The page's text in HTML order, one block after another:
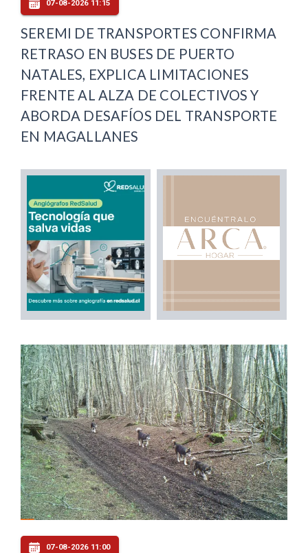
07-08-2026 11:15
SEREMI DE TRANSPORTES CONFIRMA
RETRASO EN BUSES DE PUERTO
NATALES, EXPLICA LIMITACIONES
FRENTE AL ALZA DE COLECTIVOS Y
ABORDA DESAFÍOS DEL TRANSPORTE
EN MAGALLANES
07-08-2026 11:00